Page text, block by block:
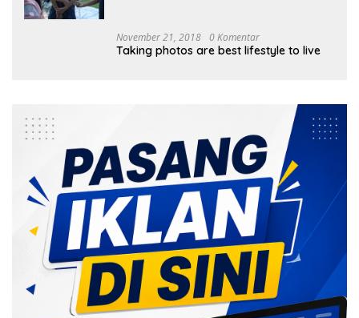
November 21, 2018 0 Komentar
Taking photos are best lifestyle to live